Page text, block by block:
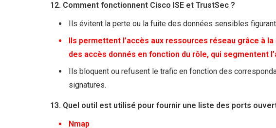
12. Comment fonctionnent Cisco ISE et TrustSec ?
Ils évitent la perte ou la fuite des données sensibles
Ils permettent l’accès aux ressources réseau grâce à
des accès donnés en fonction du rôle, qui segmentent
Ils bloquent ou refusent le trafic en fonction des
signatures.
13. Quel outil est utilisé pour fournir une liste des ports
Nmap